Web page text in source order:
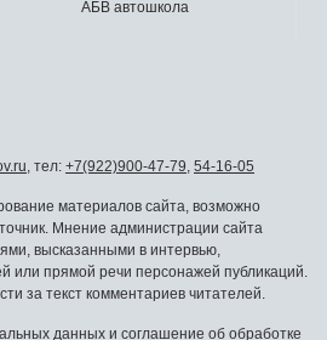
АБВ автошкола
, тел: +7(922)900-47-79, 54-16-05
материалов сайта, возможно
Мнение администрации сайта
высказанными в интервью,
или прямой речи персонажей публикаций.
за текст комментариев читателей.
данных и соглашение об обработке